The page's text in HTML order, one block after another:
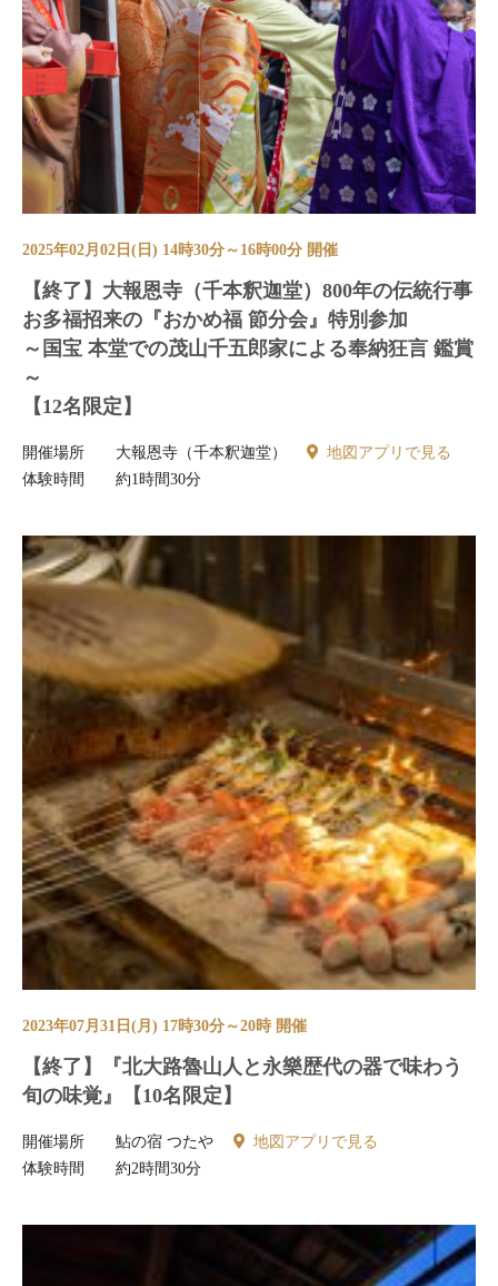
2025年02月02日(日) 14時30分～16時00分 開催
【終了】大報恩寺（千本釈迦堂）800年の伝統行事
お多福招来の『おかめ福 節分会』特別参加
～国宝 本堂での茂山千五郎家による奉納狂言 鑑賞
～
【12名限定】
開催場所 大報恩寺（千本釈迦堂）
地図アプリで見る
体験時間
約1時間30分
2023年07月31日(月) 17時30分～20時 開催
【終了】『北大路魯山人と永樂歴代の器で味わう
旬の味覚』【10名限定】
開催場所 鮎の宿 つたや
地図アプリで見る
体験時間
約2時間30分